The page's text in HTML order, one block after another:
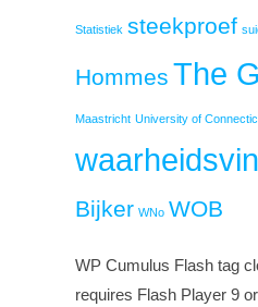
Statistiek steekproef
Hommes The
Maastricht University of
Bijker WNo WOB
WP Cumulus Flash tag
requires Flash Player 9